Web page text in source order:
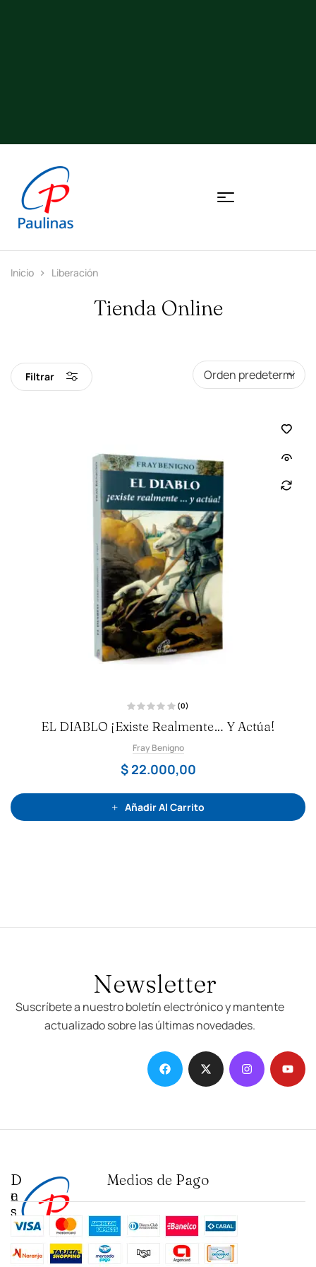
Inicio Liberación
Tienda Online
Filtrar
a
l
d
o
n
0
d
(0)
EL DIABLO ¡existe Realmente… Y Actúa!
Fray Benigno
$22.000,00
Añadir Al Carrito
Newsletter
Suscríbete a nuestro boletín electrónico y mantente
actualizado sobre las últimas novedades.
D
e
s
t
a
c
I
n
s
t
i
t
Medios de Pago